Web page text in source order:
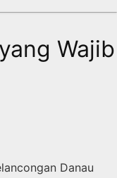
Wajib
Danau